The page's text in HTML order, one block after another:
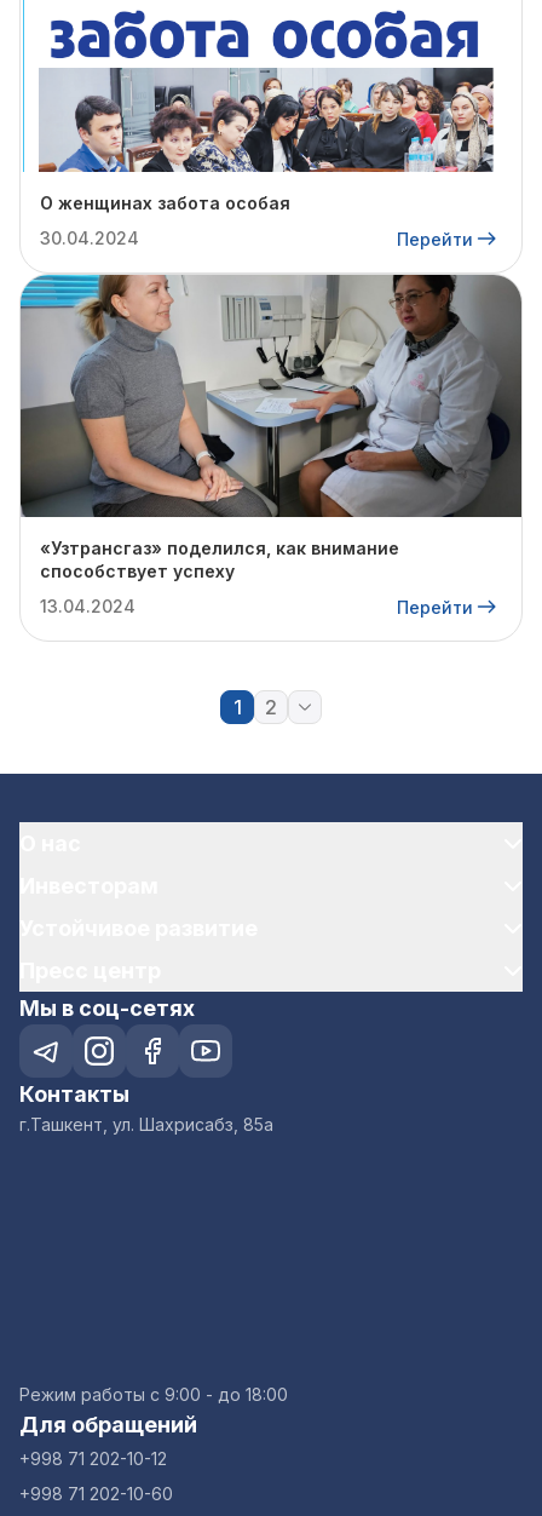
О женщинах забота особая
30.04.2024
Перейти
«Узтрансгаз» поделился, как внимание
способствует успеху
13.04.2024
Перейти
1 2
Мы в соц-сетях
Контакты
г.Ташкент, ул. Шахрисабз, 85а
Режим работы с 9:00 - до 18:00
Для обращений
+998 71 202-10-12
+998 71 202-10-60